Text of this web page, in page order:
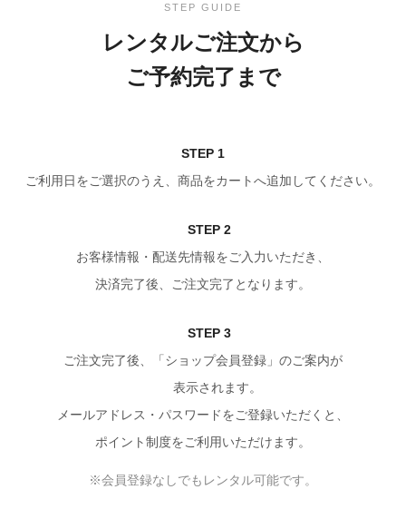
STEP GUIDE
レンタルご注文から
ご予約完了まで
STEP 1
ご利用日をご選択のうえ、商品をカートへ追加してください。
STEP 2
お客様情報・配送先情報をご入力いただき、
決済完了後、ご注文完了となります。
STEP 3
ご注文完了後、「ショップ会員登録」のご案内が
表示されます。
メールアドレス・パスワードをご登録いただくと、
ポイント制度をご利用いただけます。
※会員登録なしでもレンタル可能です。